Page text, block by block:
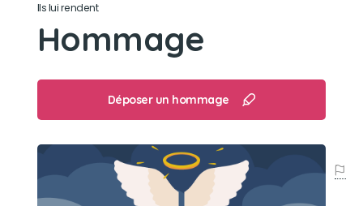
Calme, doux, câlin...
Son jouet préféré
qu'il avait scalpé ainsi que son "joujou corde"...
Son loisir préféré
Ils lui rendent
Hommage
Déposer un hommage